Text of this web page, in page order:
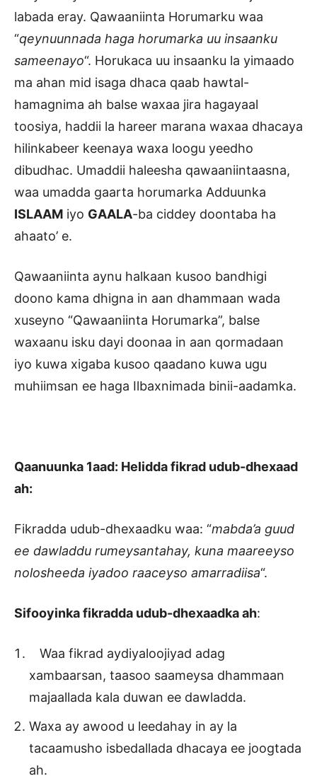
labada eray. Qawaaniinta Horumarku waa
“qeynuunnada haga horumarka uu insaanku
sameenayo“. Horukaca uu insaanku la yimaado
ma ahan mid isaga dhaca qaab hawtal-
hamagnima ah balse waxaa jira hagayaal
toosiya, haddii la hareer marana waxaa dhacaya
hilinkabeer keenaya waxa loogu yeedho
dibudhac. Umaddii haleesha qawaaniintaasna,
waa umadda gaarta horumarka Adduunka
ISLAAM iyo GAALA-ba ciddey doontaba ha
ahaato’ e.
Qawaaniinta aynu halkaan kusoo bandhigi
doono kama dhigna in aan dhammaan wada
xuseyno “Qawaaniinta Horumarka”, balse
waxaanu isku dayi doonaa in aan qormadaan
iyo kuwa xigaba kusoo qaadano kuwa ugu
muhiimsan ee haga Ilbaxnimada binii-aadamka.
Qaanuunka 1aad: Helidda fikrad udub-dhexaad
ah:
Fikradda udub-dhexaadku waa: “mabda’a guud
ee dawladdu rumeysantahay, kuna maareeyso
nolosheeda iyadoo raaceyso amarradiisa“.
Sifooyinka fikradda udub-dhexaadka ah:
Waa fikrad aydiyaloojiyad adag
xambaarsan, taasoo saameysa dhammaan
majaallada kala duwan ee dawladda.
Waxa ay awood u leedahay in ay la
tacaamusho isbedallada dhacaya ee joogtada
ah.